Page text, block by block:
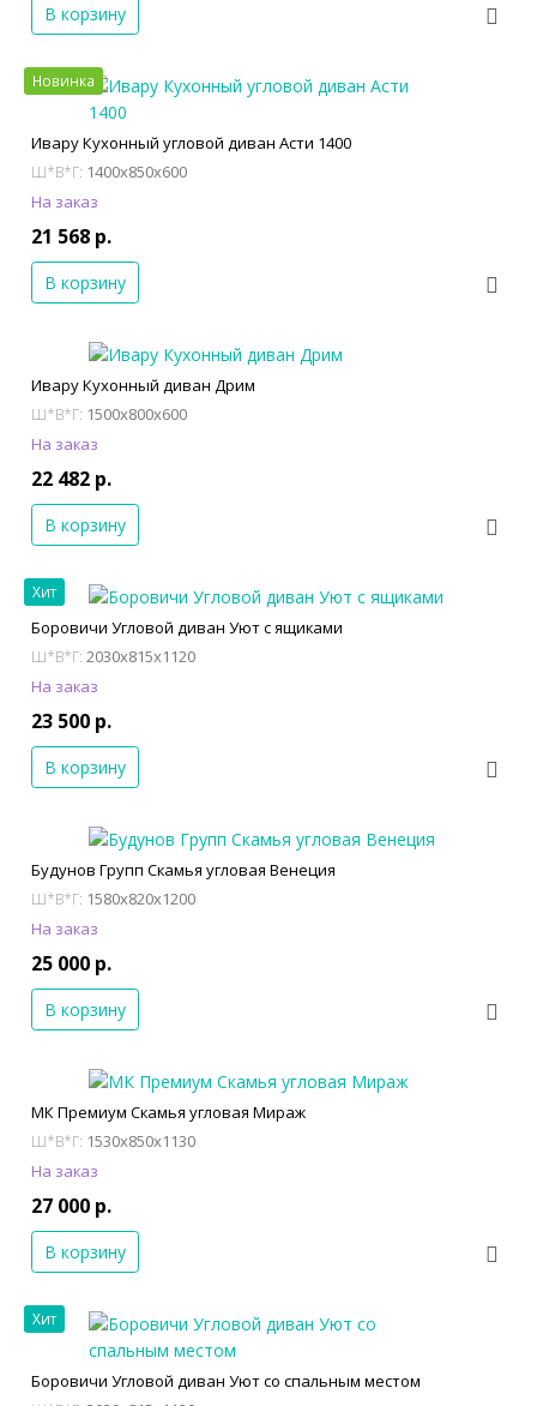
В корзину
Новинка
Ивару Кухонный угловой диван Асти 1400
Ш*В*Г: 1400x850x600
На заказ
21 568 р.
В корзину
Ивару Кухонный диван Дрим
Ш*В*Г: 1500x800x600
На заказ
22 482 р.
В корзину
Хит
Боровичи Угловой диван Уют с ящиками
Ш*В*Г: 2030x815x1120
На заказ
23 500 р.
В корзину
Будунов Групп Скамья угловая Венеция
Ш*В*Г: 1580x820x1200
На заказ
25 000 р.
В корзину
МК Премиум Скамья угловая Мираж
Ш*В*Г: 1530x850x1130
На заказ
27 000 р.
В корзину
Хит
Боровичи Угловой диван Уют со спальным местом